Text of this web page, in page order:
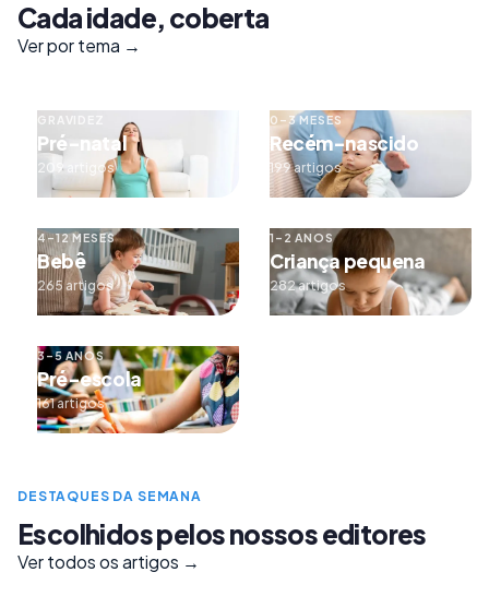
Cada idade, coberta
Ver por tema →
GRAVIDEZ
Pré-natal
209 artigos
0–3 MESES
Recém-nascido
199 artigos
4–12 MESES
Bebê
265 artigos
1–2 ANOS
Criança pequena
282 artigos
3–5 ANOS
Pré-escola
161 artigos
DESTAQUES DA SEMANA
Escolhidos pelos nossos editores
Ver todos os artigos →